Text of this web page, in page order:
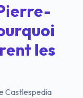
les
Castlespedia